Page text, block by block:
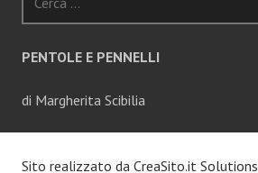
per:
PENTOLE E PENNELLI
di Margherita Scibilia
Sito realizzato da CreaSito.it Solutions